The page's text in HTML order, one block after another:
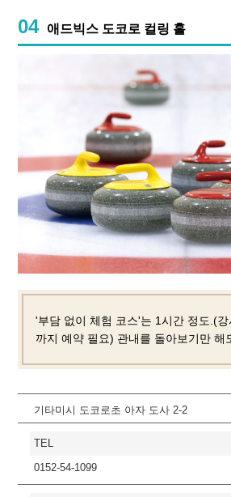
04 애드빅스 도코로 컬링 홀
'부담 없이 체험 코스'는 1시간 정도.(
까지 예약 필요) 관내를 돌아보기만 해
기타미시 도코로초 아자 도사 2-2
TEL
0152-54-1099